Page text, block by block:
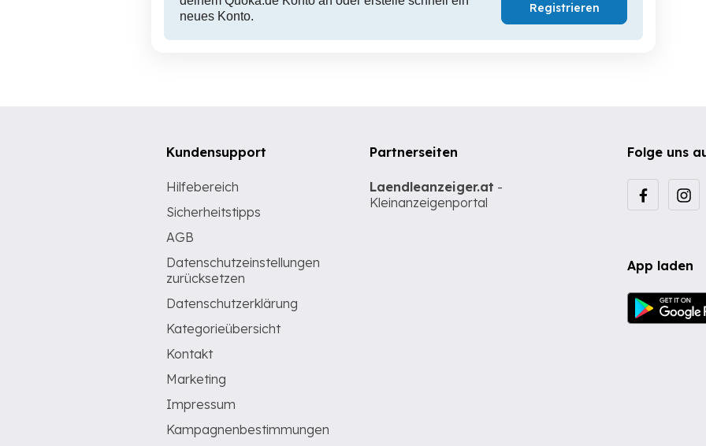
neues Konto.
Registrieren
Folge uns
App laden
Kundensupport
Hilfebereich
Sicherheitstipps
AGB
Datenschutzeinstellungen
zurücksetzen
Datenschutzerklärung
Kategorieübersicht
Kontakt
Marketing
Impressum
Kampagnenbestimmungen
Partnerseiten
Laendleanzeiger.at -
Kleinanzeigenportal